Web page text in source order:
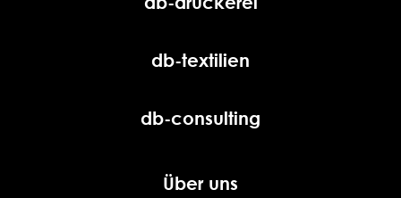
db-textilien
db-consulting
Über uns